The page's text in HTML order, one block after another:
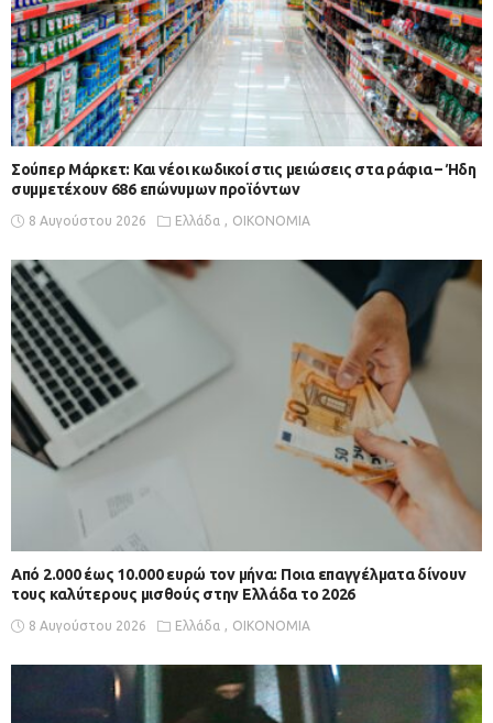
Σούπερ Μάρκετ: Και νέοι κωδικοί στις μειώσεις στα ράφια – Ήδη
συμμετέχουν 686 επώνυμων προϊόντων
8 Αυγούστου 2026 Ελλάδα ΟΙΚΟΝΟΜΙΑ
Από 2.000 έως 10.000 ευρώ τον μήνα: Ποια επαγγέλματα δίνουν
τους καλύτερους μισθούς στην Ελλάδα το 2026
8 Αυγούστου 2026 Ελλάδα ΟΙΚΟΝΟΜΙΑ